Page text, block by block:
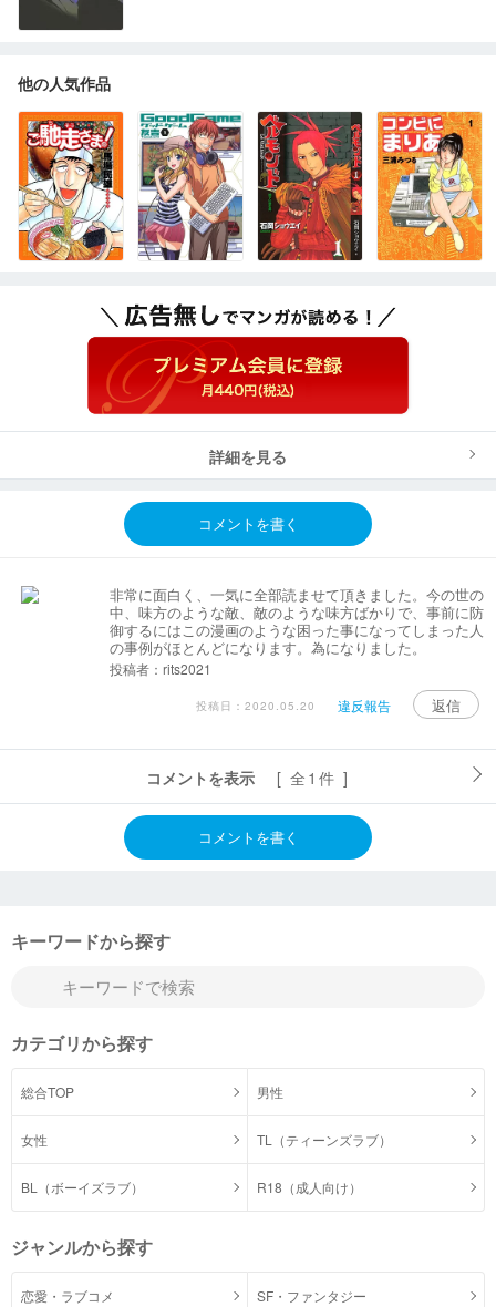
他の人気作品
詳細を見る
コメントを書く
非常に面白く、一気に全部読ませて頂きました。今の世の
中、味方のような敵、敵のような味方ばかりで、事前に防
御するにはこの漫画のような困った事になってしまった人
の事例がほとんどになります。為になりました。
投稿者：rits2021
投稿日：2020.05.20 違反報告 返信
コメントを表示 [ 全1件 ]
コメントを書く
キーワードから探す
カテゴリから探す
総合TOP 男性
女性 TL（ティーンズラブ）
BL（ボーイズラブ） R18（成人向け）
ジャンルから探す
恋愛・ラブコメ SF・ファンタジー